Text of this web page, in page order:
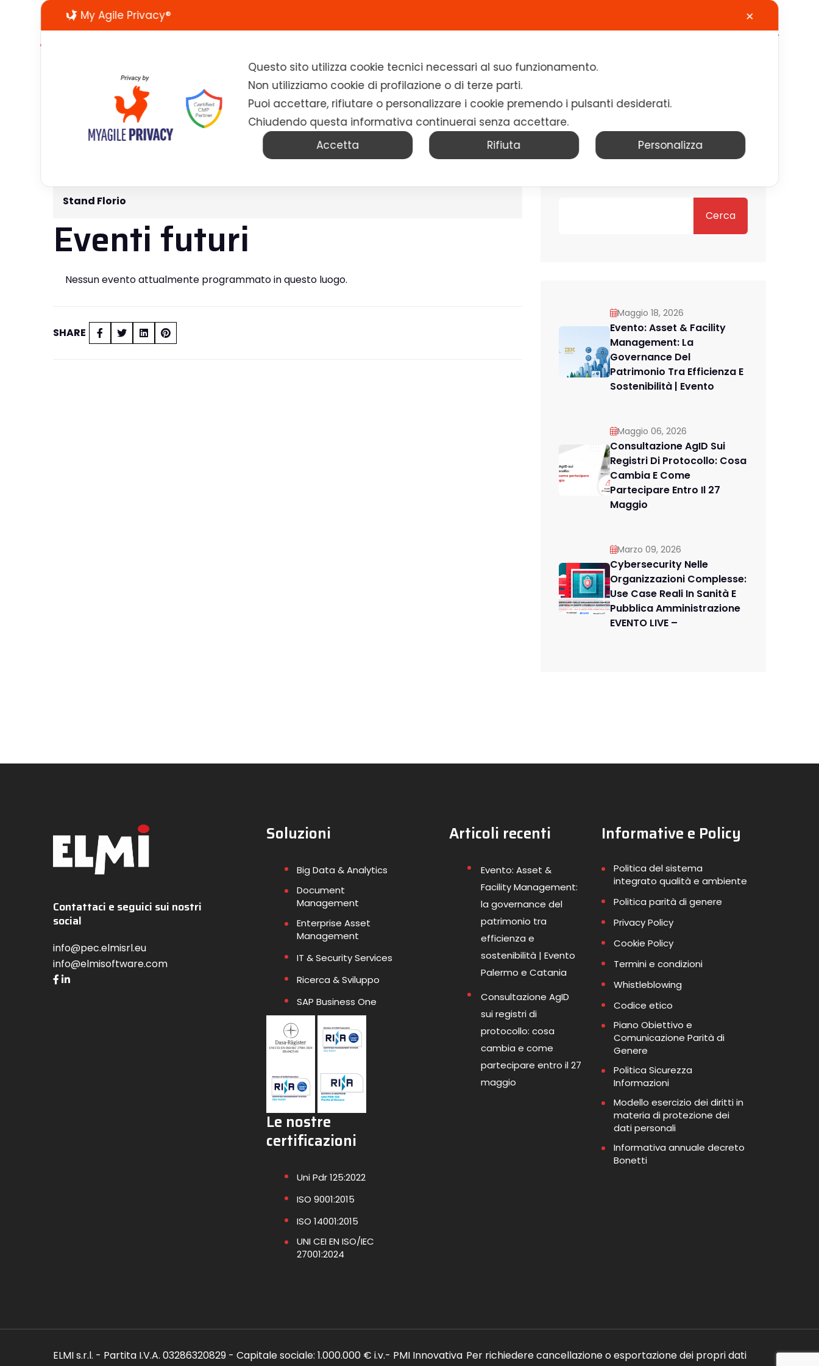
Home Chi siamo Soluzioni News Calendario Contatti Lavora con noi
Stand Florio
Eventi futuri
Nessun evento attualmente programmato in questo luogo.
SHARE
Cerca
Maggio 18, 2026
Evento: Asset & Facility
Management: La
Governance Del
Patrimonio Tra Efficienza E
Sostenibilità | Evento
Maggio 06, 2026
Consultazione AgID Sui
Registri Di Protocollo: Cosa
Cambia E Come
Partecipare Entro Il 27
Maggio
Marzo 09, 2026
Cybersecurity Nelle
Organizzazioni Complesse:
Use Case Reali In Sanità E
Pubblica Amministrazione
EVENTO LIVE –
Contattaci e seguici sui nostri
social
info@pec.elmisrl.eu
info@elmisoftware.com
Soluzioni
Big Data & Analytics
Document
Management
Enterprise Asset
Management
IT & Security Services
Ricerca & Sviluppo
SAP Business One
Le nostre
certificazioni
Uni Pdr 125:2022
ISO 9001:2015
ISO 14001:2015
UNI CEI EN ISO/IEC
27001:2024
Articoli recenti
Evento: Asset &
Facility Management:
la governance del
patrimonio tra
efficienza e
sostenibilità | Evento
Palermo e Catania
Consultazione AgID
sui registri di
protocollo: cosa
cambia e come
partecipare entro il 27
maggio
Informative e Policy
Politica del sistema
integrato qualità e ambiente
Politica parità di genere
Privacy Policy
Cookie Policy
Termini e condizioni
Whistleblowing
Codice etico
Piano Obiettivo e
Comunicazione Parità di
Genere
Politica Sicurezza
Informazioni
Modello esercizio dei diritti in
materia di protezione dei
dati personali
Informativa annuale decreto
Bonetti
ELMI s.r.l. - Partita I.V.A. 03286320829 - Capitale sociale: 1.000.000 € i.v.- PMI Innovativa Per richiedere cancellazione o esportazione dei propri dati
My Agile Privacy® ✕
Questo sito utilizza cookie tecnici necessari al suo funzionamento.
Non utilizziamo cookie di profilazione o di terze parti.
Puoi accettare, rifiutare o personalizzare i cookie premendo i pulsanti desiderati.
Chiudendo questa informativa continuerai senza accettare.
Accetta
Rifiuta Personalizza